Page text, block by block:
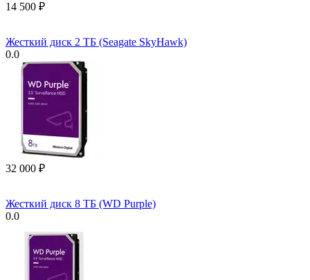
14 500 ₽
Жесткий диск 2 ТБ (Seagate SkyHawk)
0.0
32 000 ₽
Жесткий диск 8 ТБ (WD Purple)
0.0